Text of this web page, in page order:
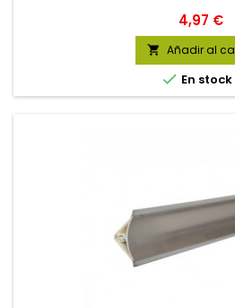
Precio
4,97 €
 Añadir al
 En stock